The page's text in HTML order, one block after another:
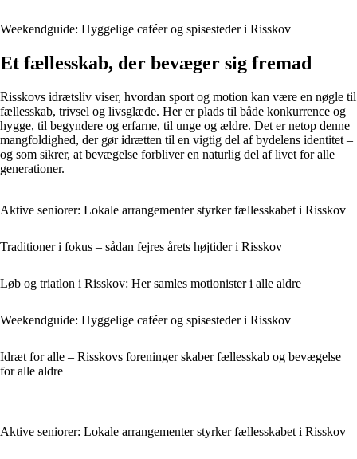
Weekendguide: Hyggelige caféer og spisesteder i Risskov
Et fællesskab, der bevæger sig fremad
Risskovs idrætsliv viser, hvordan sport og motion kan være en nøgle til
fællesskab, trivsel og livsglæde. Her er plads til både konkurrence og
hygge, til begyndere og erfarne, til unge og ældre. Det er netop denne
mangfoldighed, der gør idrætten til en vigtig del af bydelens identitet –
og som sikrer, at bevægelse forbliver en naturlig del af livet for alle
generationer.
Aktive seniorer: Lokale arrangementer styrker fællesskabet i Risskov
Traditioner i fokus – sådan fejres årets højtider i Risskov
Løb og triatlon i Risskov: Her samles motionister i alle aldre
Weekendguide: Hyggelige caféer og spisesteder i Risskov
Idræt for alle – Risskovs foreninger skaber fællesskab og bevægelse
for alle aldre
Aktive seniorer: Lokale arrangementer styrker fællesskabet i Risskov